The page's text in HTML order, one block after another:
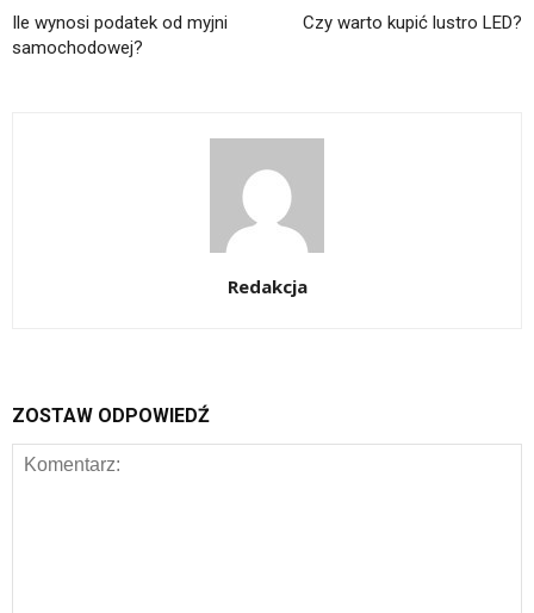
Ile wynosi podatek od myjni
samochodowej?
Czy warto kupić lustro LED?
Redakcja
ZOSTAW ODPOWIEDŹ